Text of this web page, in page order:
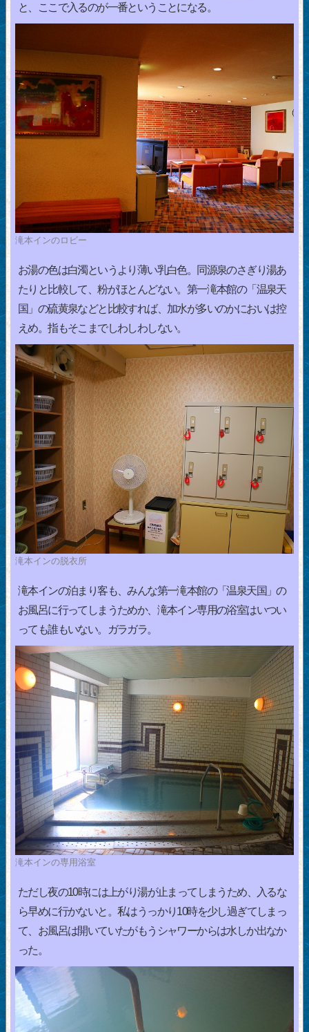
と、ここで入るのが一番ということになる。
滝本インのロビー
お湯の色は白濁というより薄い乳白色。同源泉のさぎり湯あ
たりと比較して、粉がほとんどない。第一滝本館の「温泉天
国」の硫黄泉などと比較すれば、加水が多いのかにおいは控
えめ。指もそこまでしわしわしない。
滝本インの脱衣所
滝本インの泊まり客も、みんな第一滝本館の「温泉天国」の
お風呂に行ってしまうためか、滝本イン専用の浴室はいつい
っても誰もいない。ガラガラ。
滝本インの専用浴室
ただし夜の10時には上がり湯が止まってしまうため、入るな
ら早めに行かないと。私はうっかり10時を少し過ぎてしまっ
て、お風呂は開いていたがもうシャワーからは水しか出なか
った。